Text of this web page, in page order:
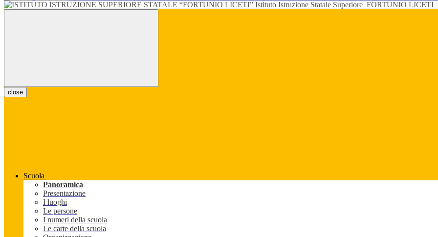
Istituto Istruzione Statale Superiore FORTUNIO LICETI
close
Scuola
Panoramica
Presentazione
I luoghi
Le persone
I numeri della scuola
Le carte della scuola